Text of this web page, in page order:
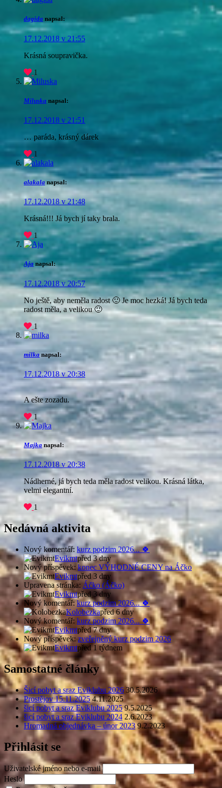
dagida napsal:
17.12.2018 v 21:55
Krásná soupravička.
1
Miluska napsal:
17.12.2018 v 21:51
… paráda, krásný dárek
1
alakala napsal:
17.12.2018 v 21:48
Krásná!!! Já bych jí taky brala.
1
Aja napsal:
17.12.2018 v 20:57
No ještě, aby neměla radost 🙂 Je moc hezká! Já bych teda
radost měla, a velikou 🙂
1
milka napsal:
17.12.2018 v 20:38
A ešte zozadu.
1
Majka napsal:
17.12.2018 v 20:38
Nádherné, já bych teda měla radost velikou. Krásná látka,
velmi elegantní.
1
Nedávná aktivita
Nový komentář: kurz podzim 2026... 🍀
Evikmtpřed 3 dny
Nový příspěvek:konec VÝHODNÉ CENY na Áčko
Evikmtpřed 3 dny
Upravena stránka: Áčko (Áčko)
Evikmtpřed 3 dny
Nový komentář: kurz podzim 2026... 🍀
Kolobezkapřed 6 dny
Nový komentář: kurz podzim 2026... 🍀
Evikmtpřed 7 dny
Nový příspěvek:zveřejněný kurz podzim 2026
Evikmtpřed 1 týdnem
Samostatné články
Šicí pobyt a sraz Eviklubu 2026 30.5.2026
Prostějov 15.11.2025 4.11.2025
šicí pobyt a sraz Eviklubu 2025 9.5.2025
šicí pobyt a sraz Eviklubu 2024 2.6.2023
Hromadná objednávka – únor 2023 9.2.2023
Přihlásit se
Uživatelské jméno nebo e-mail
Heslo